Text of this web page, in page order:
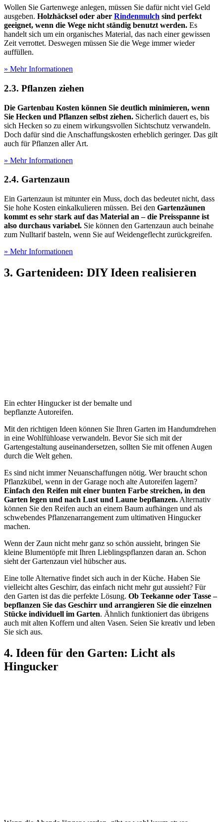
Wollen Sie Gartenwege anlegen, müssen Sie dafür nicht viel Geld
ausgeben. Holzhäcksel oder aber Rindenmulch sind perfekt
geeignet, wenn die Wege nicht ständig benutzt werden. Es
handelt sich um ein organisches Material, das nach einer gewissen
Zeit verrottet. Deswegen müssen Sie die Wege immer wieder
auffüllen.
» Mehr Informationen
2.3. Pflanzen ziehen
Die Gartenbau Kosten können Sie deutlich minimieren, wenn
Sie Hecken und Pflanzen selbst ziehen. Sicherlich dauert es, bis
sich Hecken so zu einem wirkungsvollen Sichtschutz verwandeln.
Doch dafür sind die Anschaffungskosten erheblich geringer. Das gilt
auch für Pflanzen aller Art.
» Mehr Informationen
2.4. Gartenzaun
Ein Gartenzaun ist mitunter ein Muss, doch das bedeutet nicht, dass
Sie hohe Kosten einkalkulieren müssen. Bei den Gartenzäunen
kommt es sehr stark auf das Material an – die Preisspanne ist
also durchaus variabel. Sie können den Gartenzaun auch beinahe
zum Nulltarif basteln, wenn Sie auf Weidengeflecht zurückgreifen.
» Mehr Informationen
3. Gartenideen: DIY Ideen realisieren
Ein echter Hingucker ist der bemalte und
bepflanzte Autoreifen.
Mit den richtigen Ideen können Sie Ihren Garten im Handumdrehen
in eine Wohlfühloase verwandeln. Bevor Sie sich mit der
Gartengestaltung auseinandersetzen, sollten Sie mit offenen Augen
durch die Welt gehen.
Es sind nicht immer Neuanschaffungen nötig. Wer braucht schon
Pflanzkübel, wenn in der Garage noch alte Autoreifen lagern?
Einfach den Reifen mit einer bunten Farbe streichen, in den
Garten legen und nach Lust und Laune bepflanzen. Alternativ
können Sie den Reifen auch an einem Baum aufhängen und als
schwebendes Pflanzenarrangement zum ultimativen Hingucker
machen.
Wenn der Zaun nicht mehr ganz so schön aussieht, bringen Sie
kleine Blumentöpfe mit Ihren Lieblingspflanzen daran an. Schon
sieht der Gartenzaun viel hübscher aus.
Eine tolle Alternative findet sich auch in der Küche. Haben Sie
vielleicht altes Geschirr, das einfach nicht mehr gut aussieht? Für
den Garten ist das die perfekte Lösung. Ob Teekanne oder Tasse –
bepflanzen Sie das Geschirr und arrangieren Sie die einzelnen
Stücke individuell im Garten. Ähnlich funktioniert das übrigens
auch mit alten Koffern und alten Vasen. Seien Sie kreativ und leben
Sie sich aus.
4. Ideen für den Garten: Licht als
Hingucker